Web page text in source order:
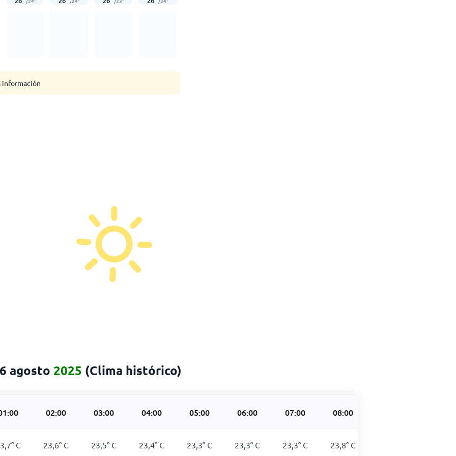
información
agosto 2025 (Clima histórico)
02:00 03:00 04:00 05:00 06:00 07:00 08:00
° C 23,6° C 23,5° C 23,4° C 23,3° C 23,3° C 23,3° C 23,8° C